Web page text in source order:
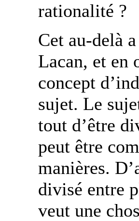
rationalité ?
Cet au-delà
Lacan, et en
concept
sujet. Le
tout d’être
peut être
manières.
divisé entre
veut une